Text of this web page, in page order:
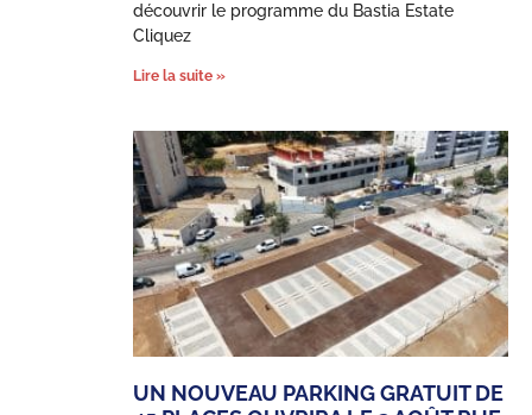
découvrir le programme du Bastia Estate
Cliquez
Lire la suite »
UN NOUVEAU PARKING GRATUIT DE